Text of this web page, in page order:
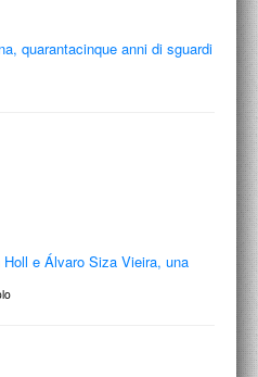
quarantacinque anni di sguardi
e Álvaro Siza Vieira, una